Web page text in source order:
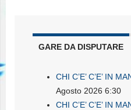
GARE DA DISPUTARE
CHI C’E’ C’E’ IN
Agosto 2026 6:30
CHI C’E’ C’E’ IN